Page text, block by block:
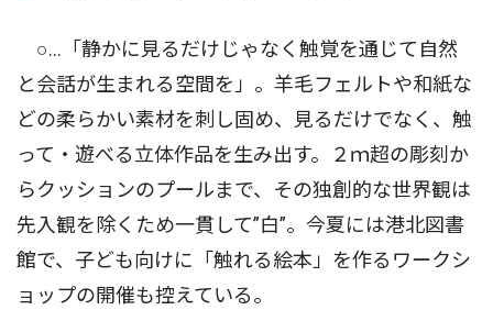
○…「静かに見るだけじゃなく触覚を通じて自然
と会話が生まれる空間を」。羊毛フェルトや和紙な
どの柔らかい素材を刺し固め、見るだけでなく、触
って・遊べる立体作品を生み出す。２ｍ超の彫刻か
らクッションのプールまで、その独創的な世界観は
先入観を除くため一貫して”白”。今夏には港北図書
館で、子ども向けに「触れる絵本」を作るワークシ
ョップの開催も控えている。